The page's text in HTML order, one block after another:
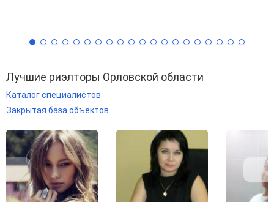
Лучшие риэлторы Орловской области
Каталог специалистов
Закрытая база объектов